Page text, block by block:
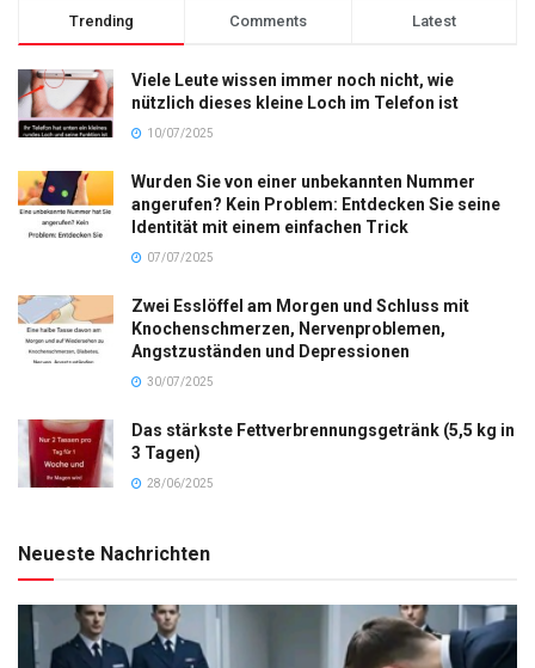
Trending Comments Latest
Viele Leute wissen immer noch nicht, wie
nützlich dieses kleine Loch im Telefon ist
10/07/2025
Wurden Sie von einer unbekannten Nummer
angerufen? Kein Problem: Entdecken Sie seine
Identität mit einem einfachen Trick
07/07/2025
Zwei Esslöffel am Morgen und Schluss mit
Knochenschmerzen, Nervenproblemen,
Angstzuständen und Depressionen
30/07/2025
Das stärkste Fettverbrennungsgetränk (5,5 kg in
3 Tagen)
28/06/2025
Neueste Nachrichten